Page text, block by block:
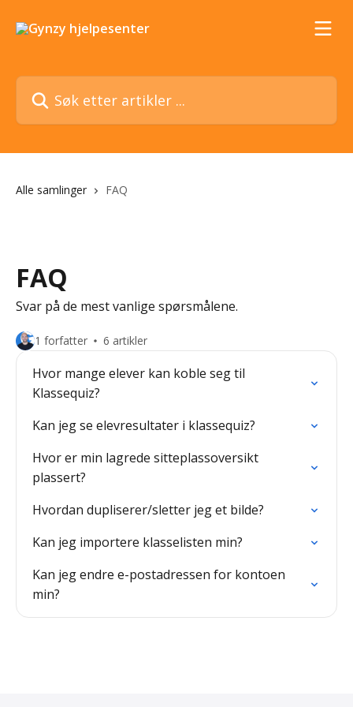
Søk etter artikler ...
Alle samlinger FAQ
FAQ
Svar på de mest vanlige spørsmålene.
1 forfatter 6 artikler
Hvor mange elever kan koble seg til
Klassequiz?
Kan jeg se elevresultater i klassequiz?
Hvor er min lagrede sitteplassoversikt
plassert?
Hvordan dupliserer/sletter jeg et bilde?
Kan jeg importere klasselisten min?
Kan jeg endre e-postadressen for kontoen
min?